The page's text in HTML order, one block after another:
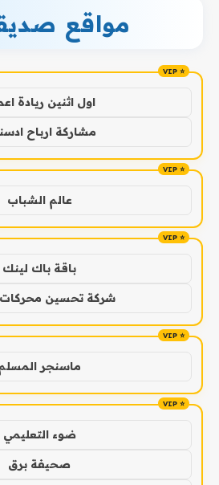
مواقع
اول اثنين ريادة
مشاركة ارباح
عالم الشباب
باقة باك لينك
شركة تحسين
ماسنجر
ضوء التعليمي
صحيفة برق